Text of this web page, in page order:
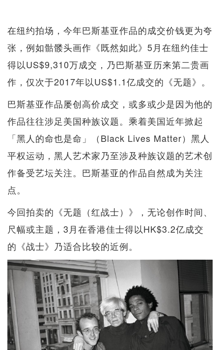
在纽约拍场，今年巴斯基亚作品的成交价钱更为夸
张，例如骷髅头画作《既然如此》5月在纽约佳士
得以US$9,310万成交，乃巴斯基亚历来第二贵画
作，仅次于2017年以US$1.1亿成交的《无题》。
巴斯基亚作品屡创高价成交，或多或少是因为他的
作品往往涉足美国种族议题。乘着美国近年掀起
「黑人的命也是命」（Black Lives Matter）黑人
平权运动，黑人艺术家乃至涉及种族议题的艺术创
作备受艺坛关注。巴斯基亚的作品自然成为关注
点。
今回拍卖的《无题（红战士）》，无论创作时间、
尺幅或主题，3月在香港佳士得以HK$3.2亿成交
的《战士》乃适合比较的近例。